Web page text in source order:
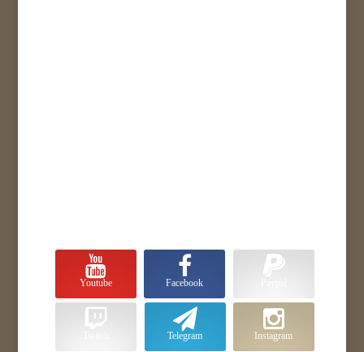
Facebook
Youtube
Instagram
Telegram